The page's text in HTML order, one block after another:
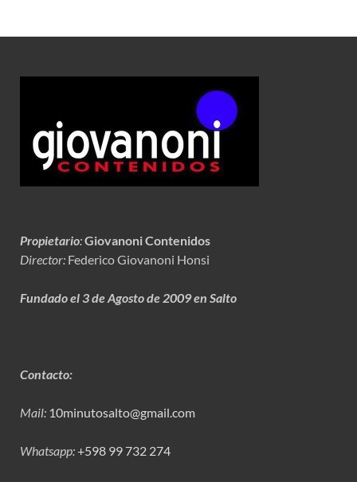
Propietario:Giovanoni Contenidos
Director: Federico Giovanoni Honsi
Fundado el 3 de Agosto de 2009 en Salto
Contacto:
Mail: 10minutosalto@gmail.com
Whatsapp:+598 99 732 274